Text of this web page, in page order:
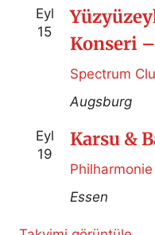
Eyl
15
Konseri
Spectrum
Augsburg
Eyl
19
Karsu &
Essen